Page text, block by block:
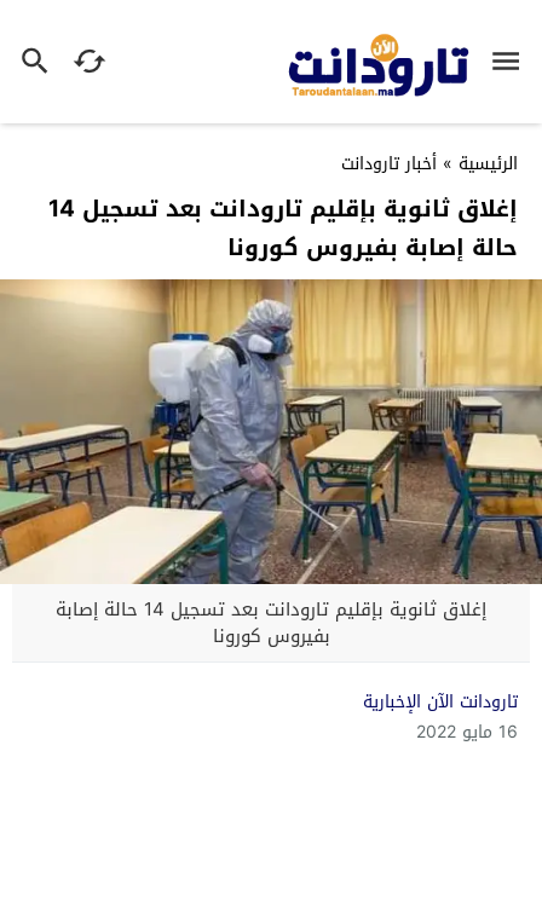
الرئيسية » أخبار تارودانت
إغلاق ثانوية بإقليم تارودانت بعد تسجيل 14
حالة إصابة بفيروس كورونا
إغلاق ثانوية بإقليم تارودانت بعد تسجيل 14 حالة إصابة
بفيروس كورونا
تارودانت الآن الإخبارية
16 مايو 2022